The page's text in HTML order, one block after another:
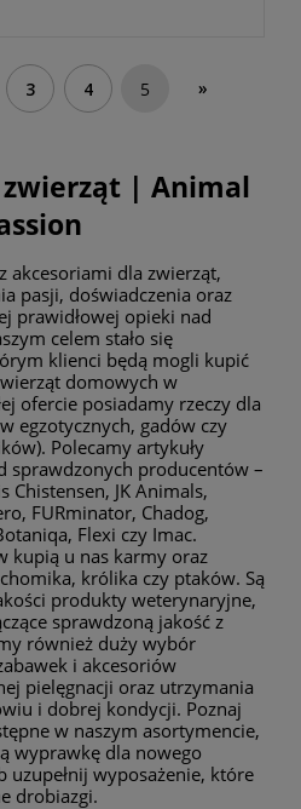
3 4 5 »
| Animal
akcesoriami dla zwierząt,
pasji, doświadczenia oraz
prawidłowej opieki nad
celem stało się
klienci będą mogli kupić
domowych w
ofercie posiadamy rzeczy dla
egzotycznych, gadów czy
Polecamy artykuły
sprawdzonych producentów –
Chistensen, JK Animals,
FURminator, Chadog,
Flexi czy Imac.
kupią u nas karmy oraz
królika czy ptaków. Są
produkty weterynaryjne,
sprawdzoną jakość z
również duży wybór
i akcesoriów
pielęgnacji oraz utrzymania
i dobrej kondycji. Poznaj
w naszym asortymencie,
wyprawkę dla nowego
wyposażenie, które
drobiazgi.